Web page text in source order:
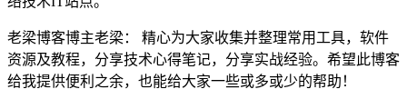
老梁博客博主老梁： 精心为大家收集并整理常用工具，软件
资源及教程，分享技术心得笔记，分享实战经验。希望此博客
给我提供便利之余，也能给大家一些或多或少的帮助！